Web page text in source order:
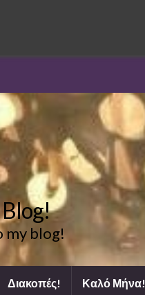
my blog!
Διακοπές! Καλό Μήνα!